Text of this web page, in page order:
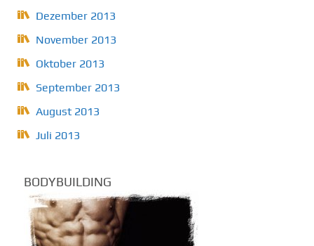
Dezember 2013
November 2013
Oktober 2013
September 2013
August 2013
Juli 2013
BODYBUILDING